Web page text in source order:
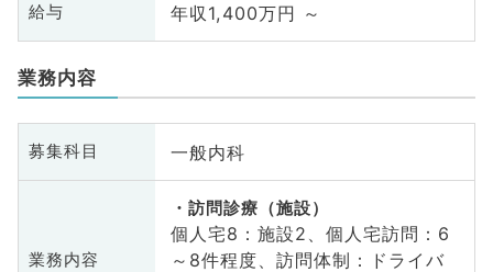
給与 年収1,400万円 ～
業務内容
募集科目 一般内科
業務内容
訪問診療（施設）
個人宅8：施設2、個人宅訪問：6
～8件程度、訪問体制：ドライバ